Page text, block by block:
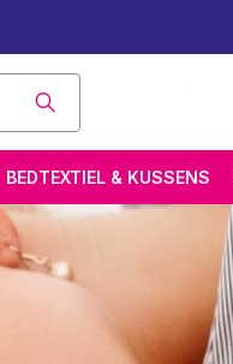
Natuurlijk Beter Slapen
BEDTEXTIEL & KUSSENS